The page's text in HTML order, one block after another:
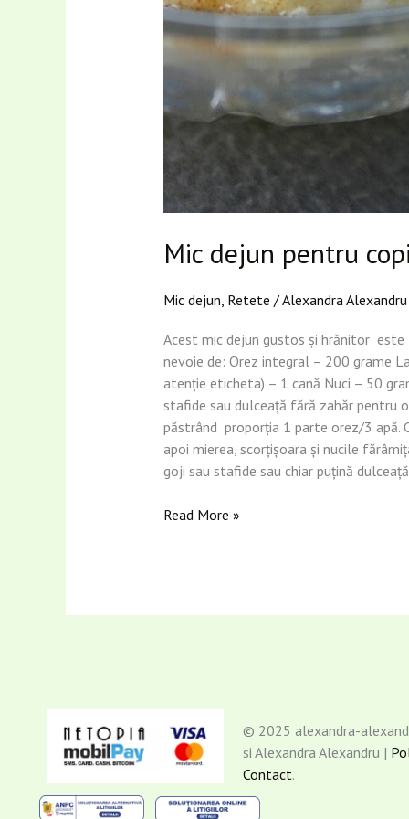
Mic dejun pentru
Mic dejun Retete /Alexandra Alexandru
Acest mic dejun gustos și hrănitor
nevoie de: Orez integral – 200 grame
atenție eticheta) – 1 cană Nuci – 50
stafide sau dulceață fără zahăr pentru
păstrând proporția 1 parte orez/3 apă.
apoi mierea, scorțișoara și nucile
goji sau stafide sau chiar puțină
Read More »
© 2025 alexandra-
si Alexandra Alexandru |
Contact.